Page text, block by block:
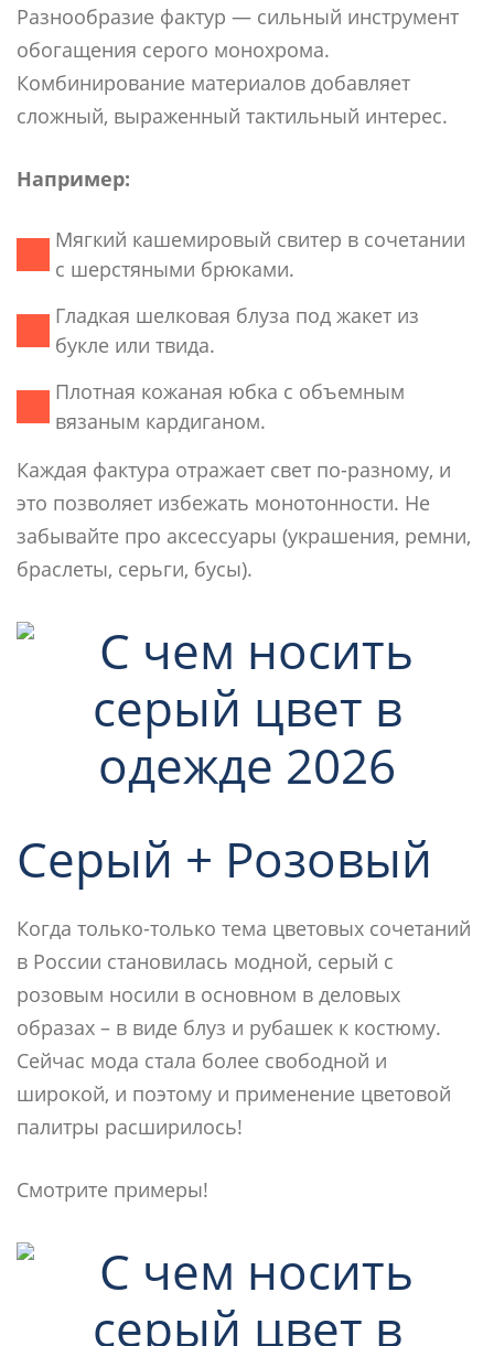
Разнообразие фактур — сильный инструмент
обогащения серого монохрома.
Комбинирование материалов добавляет
сложный, выраженный тактильный интерес.
Например:
Мягкий кашемировый свитер в сочетании
с шерстяными брюками.
Гладкая шелковая блуза под жакет из
букле или твида.
Плотная кожаная юбка с объемным
вязаным кардиганом.
Каждая фактура отражает свет по-разному, и
это позволяет избежать монотонности. Не
забывайте про аксессуары (украшения, ремни,
браслеты, серьги, бусы).
Серый + Розовый
Когда только-только тема цветовых сочетаний
в России становилась модной, серый с
розовым носили в основном в деловых
образах – в виде блуз и рубашек к костюму.
Сейчас мода стала более свободной и
широкой, и поэтому и применение цветовой
палитры расширилось!
Смотрите примеры!